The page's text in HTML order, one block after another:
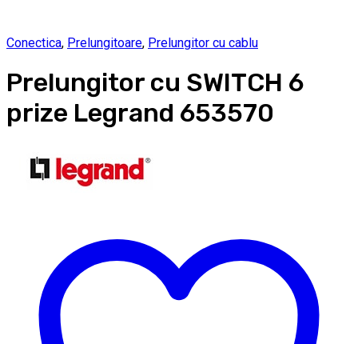
Conectica, Prelungitoare, Prelungitor cu cablu
Prelungitor cu SWITCH 6
prize Legrand 653570